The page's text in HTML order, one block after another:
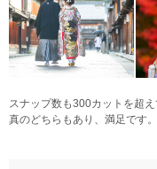
スナップ数も300カットを超
真のどちらもあり、満足です